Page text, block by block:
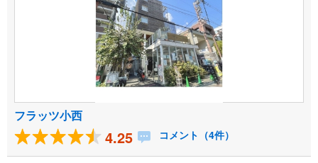
フラッツ小西
4.25 コメント（4件）